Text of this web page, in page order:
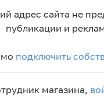
адрес сайта не
публикации и
подключить
магазина,